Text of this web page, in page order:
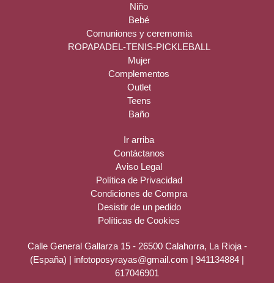
Niño
Bebé
Comuniones y ceremomia
ROPAPADEL-TENIS-PICKLEBALL
Mujer
Complementos
Outlet
Teens
Baño
Ir arriba
Contáctanos
Aviso Legal
Política de Privacidad
Condiciones de Compra
Desistir de un pedido
Políticas de Cookies
Calle General Gallarza 15 - 26500 Calahorra, La Rioja -
(España) | infotoposyrayas@gmail.com | 941134884 |
617046901